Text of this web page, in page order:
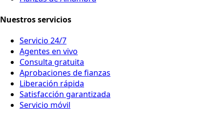
Nuestros servicios
Servicio 24/7
Agentes en vivo
Consulta gratuita
Aprobaciones de fianzas
Liberación rápida
Satisfacción garantizada
Servicio móvil